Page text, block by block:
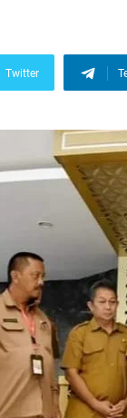
Twitter